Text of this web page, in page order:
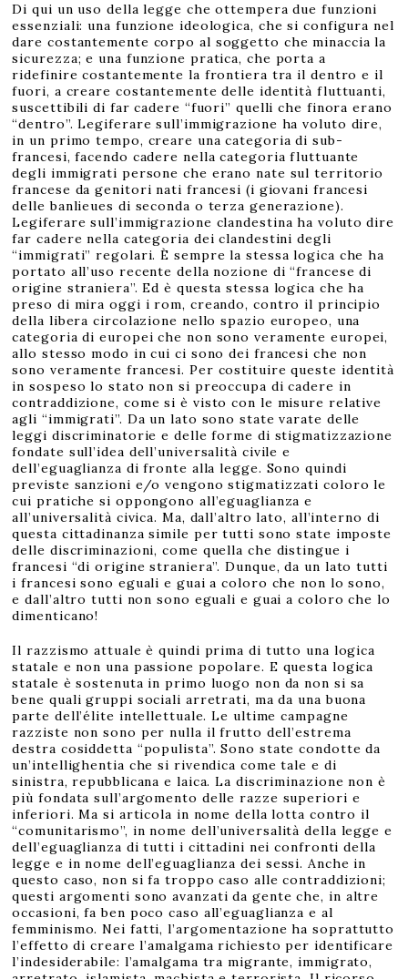
Di qui un uso della legge che ottempera due funzioni
essenziali: una funzione ideologica, che si configura nel
dare costantemente corpo al soggetto che minaccia la
sicurezza; e una funzione pratica, che porta a
ridefinire costantemente la frontiera tra il dentro e il
fuori, a creare costantemente delle identità fluttuanti,
suscettibili di far cadere “fuori” quelli che finora erano
“dentro”. Legiferare sull’immigrazione ha voluto dire,
in un primo tempo, creare una categoria di sub-
francesi, facendo cadere nella categoria fluttuante
degli immigrati persone che erano nate sul territorio
francese da genitori nati francesi (i giovani francesi
delle banlieues di seconda o terza generazione).
Legiferare sull’immigrazione clandestina ha voluto dire
far cadere nella categoria dei clandestini degli
“immigrati” regolari. È sempre la stessa logica che ha
portato all’uso recente della nozione di “francese di
origine straniera”. Ed è questa stessa logica che ha
preso di mira oggi i rom, creando, contro il principio
della libera circolazione nello spazio europeo, una
categoria di europei che non sono veramente europei,
allo stesso modo in cui ci sono dei francesi che non
sono veramente francesi. Per costituire queste identità
in sospeso lo stato non si preoccupa di cadere in
contraddizione, come si è visto con le misure relative
agli “immigrati”. Da un lato sono state varate delle
leggi discriminatorie e delle forme di stigmatizzazione
fondate sull’idea dell’universalità civile e
dell’eguaglianza di fronte alla legge. Sono quindi
previste sanzioni e/o vengono stigmatizzati coloro le
cui pratiche si oppongono all’eguaglianza e
all’universalità civica. Ma, dall’altro lato, all’interno di
questa cittadinanza simile per tutti sono state imposte
delle discriminazioni, come quella che distingue i
francesi “di origine straniera”. Dunque, da un lato tutti
i francesi sono eguali e guai a coloro che non lo sono,
e dall’altro tutti non sono eguali e guai a coloro che lo
dimenticano!
Il razzismo attuale è quindi prima di tutto una logica
statale e non una passione popolare. E questa logica
statale è sostenuta in primo luogo non da non si sa
bene quali gruppi sociali arretrati, ma da una buona
parte dell’élite intellettuale. Le ultime campagne
razziste non sono per nulla il frutto dell’estrema
destra cosiddetta “populista”. Sono state condotte da
un’intellighentia che si rivendica come tale e di
sinistra, repubblicana e laica. La discriminazione non è
più fondata sull’argomento delle razze superiori e
inferiori. Ma si articola in nome della lotta contro il
“comunitarismo”, in nome dell’universalità della legge e
dell’eguaglianza di tutti i cittadini nei confronti della
legge e in nome dell’eguaglianza dei sessi. Anche in
questo caso, non si fa troppo caso alle contraddizioni;
questi argomenti sono avanzati da gente che, in altre
occasioni, fa ben poco caso all’eguaglianza e al
femminismo. Nei fatti, l’argomentazione ha soprattutto
l’effetto di creare l’amalgama richiesto per identificare
l’indesiderabile: l’amalgama tra migrante, immigrato,